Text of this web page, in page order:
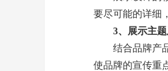
要尽可能的详细
3、展示主题
结合品牌产品
使品牌的宣传重